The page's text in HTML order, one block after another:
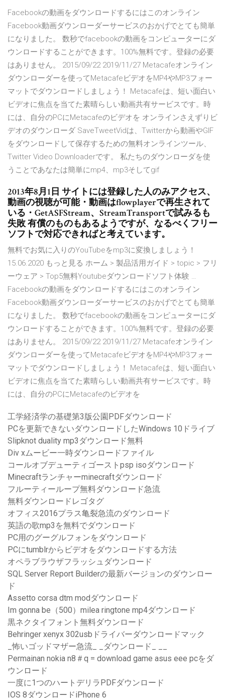
Facebookの動画をダウンロードするにはこのオンライン
Facebook動画ダウンローダーサービスのおかげでとても簡単
になりました。 数秒でfacebookの動画をコンピューターにダ
ウンロードすることができます。100%無料です。登録の必要
はありません。 2015/09/22 2019/11/27 Metacafeオンライン
ダウンローダーを使ってMetacafeビデオをMP4やMP3フォー
マットでダウンロードしましょう！ Metacafeは、短い面白い
ビデオに焦点を当てた素晴らしい動画共有サービスです。時
には、自分のPCにMetacafeのビデオを オンラインさえずりビ
デオのダウンローダ SaveTweetVidは、Twitterから動画やGIF
をダウンロードして保存するための無料オンラインツール、
Twitter Video Downloaderです。 私たちのダウンローダを使
うことであなたは簡単にmp4、mp3そしてgif
2013年8月1日 サイトには登録した人のみアクセス、
動画の視聴が可能・動画はflowplayerで再生されて
いる・GetASFStream、StreamTransportで試みるも
失敗 有償のものもあるようですが、なるべくフリー
ソフトで対応できればと考えています。
無料でお気に入りのYouTubeをmp3に変換しましょう！
15.06.2020 もっと見る ホーム > 製品活用ガイド > topic > フリ
ーウェア > Top5無料Youtubeダウンロードソフト体験 …
Facebookの動画をダウンロードするにはこのオンライン
Facebook動画ダウンローダーサービスのおかげでとても簡単
になりました。 数秒でfacebookの動画をコンピューターにダ
ウンロードすることができます。100%無料です。登録の必要
はありません。 2015/09/22 2019/11/27 Metacafeオンライン
ダウンローダーを使ってMetacafeビデオをMP4やMP3フォー
マットでダウンロードしましょう！ Metacafeは、短い面白い
ビデオに焦点を当てた素晴らしい動画共有サービスです。時
には、自分のPCにMetacafeのビデオを
工学経済学の基礎第3版公園PDFダウンロード
PCを更新できないダウンロードしたWindows 10ドライブ
Slipknot duality mp3ダウンロード無料
Div xムービー一時ダウンロードファイル
コールオブデューティゴーストpsp isoダウンロード
Minecraftランチャーminecraftダウンロード
フルーティーループ無料ダウンロード急流
無料ダウンロードレゴタグ
オフィス2016プラス亀裂急流のダウンロード
英語の歌mp3を無料でダウンロード
PC用のグーグルフォンをダウンロード
PCにtumblrからビデオをダウンロードする方法
オペラブラウザフラッシュダウンロード
SQL Server Report Builderの最新バージョンのダウンロー
ド
Assetto corsa dtm modダウンロード
Im gonna be（500）milea ringtone mp4ダウンロード
黒ネクタイフォント無料ダウンロード
Behringer xenyx 302usbドライバーダウンロードマック
_怖いゴッドマザー急流_ _ダウンロード_ __
Permainan nokia n8＃q = download game asus eee pcをダ
ウンロード
一度に1つのハートデリラPDFダウンロード
IOS 8ダウンロードiPhone 6